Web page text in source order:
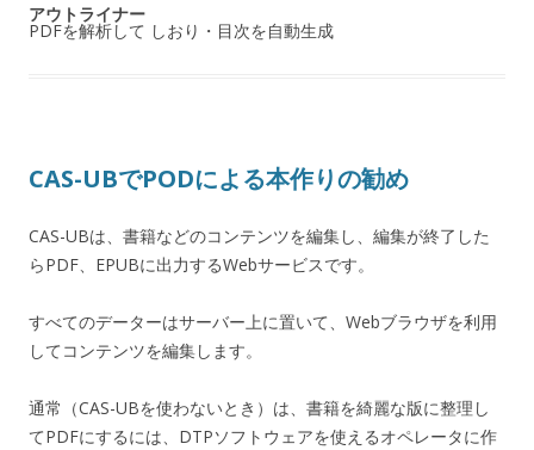
アウトライナー
PDFを解析して しおり・目次を自動生成
CAS-UBでPODによる本作りの勧め
CAS-UBは、書籍などのコンテンツを編集し、編集が終了した
らPDF、EPUBに出力するWebサービスです。
すべてのデーターはサーバー上に置いて、Webブラウザを利用
してコンテンツを編集します。
通常（CAS-UBを使わないとき）は、書籍を綺麗な版に整理し
てPDFにするには、DTPソフトウェアを使えるオペレータに作